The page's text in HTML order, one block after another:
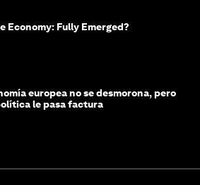
Economy: Fully Emerged?
europea no se desmorona, pero
le pasa factura